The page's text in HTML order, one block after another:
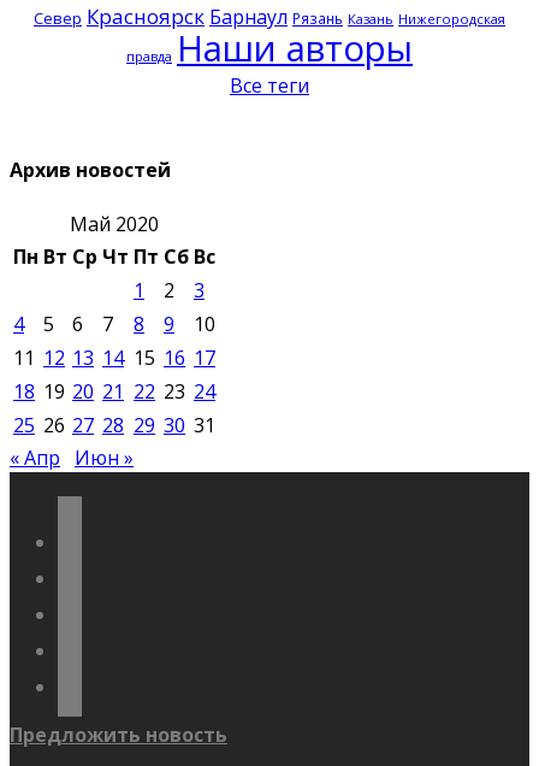
Север Красноярск Барнаул Рязань Казань Нижегородская
правда Наши авторы
Все теги
Архив новостей
Май 2020
Пн Вт Ср Чт Пт Сб Вс
1
2
3
4
5 6 7 8 9
10
11 12 13 14 15 16 17
18 19 20 21 22 23 24
25 26 27 28 29 30 31
« Апр
Июн »
Предложить новость